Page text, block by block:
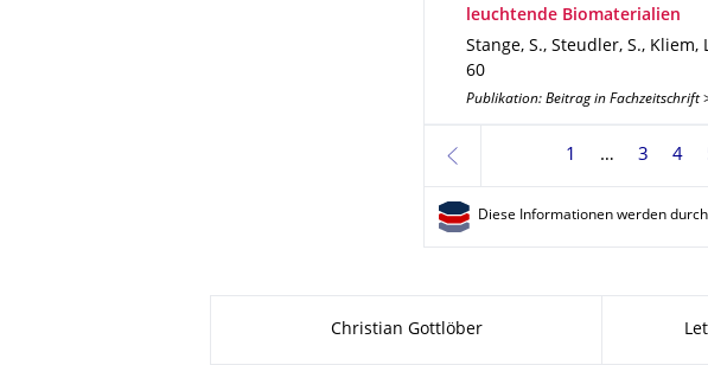
leuchtende Biomaterialien
Stange, S., Steudler, S., Kliem,
60
Publikation: Beitrag in Fachzeitschrift
zurück
1 3 4
Diese Informationen werden
Christian Gottlöber